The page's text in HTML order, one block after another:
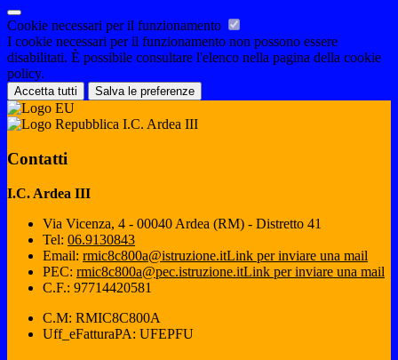
Cookie necessari per il funzionamento
I cookie necessari per il funzionamento non possono essere
disabilitati. È possibile consultare l'elenco nella pagina della cookie
policy.
Accetta tutti Salva le preferenze
I.C. Ardea III
Contatti
I.C. Ardea III
Via Vicenza, 4 - 00040 Ardea (RM) - Distretto 41
Tel: 06.9130843
Email: rmic8c800a@istruzione.itLink per inviare una mail
PEC: rmic8c800a@pec.istruzione.itLink per inviare una mail
C.F.: 97714420581
C.M: RMIC8C800A
Uff_eFatturaPA: UFEPFU